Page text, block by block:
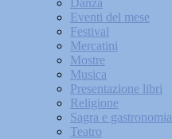
Danza
Eventi del mese
Festival
Mercatini
Mostre
Musica
Presentazione libri
Religione
Sagra e gastronomia
Teatro